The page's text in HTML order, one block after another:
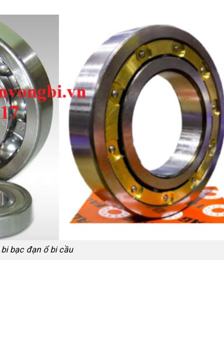
bi bạc đạn ổ bi cầu